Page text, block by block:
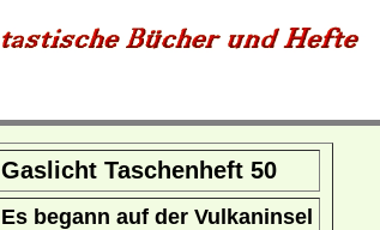
Gaslicht Taschenheft 50
Es begann auf der Vulkaninsel